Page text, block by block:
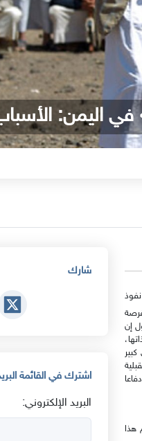
في اليمن:
إن
هذا
شارك
اشترك في القائمة
البريد الإلكتروني: